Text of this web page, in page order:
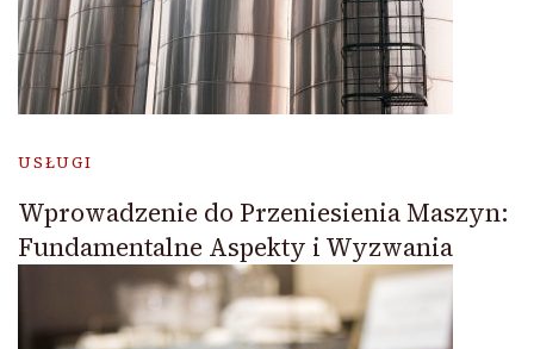
USŁUGI
Wprowadzenie do Przeniesienia Maszyn:
Fundamentalne Aspekty i Wyzwania